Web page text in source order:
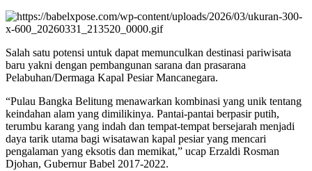
Salah satu potensi untuk dapat memunculkan destinasi pariwisata
baru yakni dengan pembangunan sarana dan prasarana
Pelabuhan/Dermaga Kapal Pesiar Mancanegara.
“Pulau Bangka Belitung menawarkan kombinasi yang unik tentang
keindahan alam yang dimilikinya. Pantai-pantai berpasir putih,
terumbu karang yang indah dan tempat-tempat bersejarah menjadi
daya tarik utama bagi wisatawan kapal pesiar yang mencari
pengalaman yang eksotis dan memikat,” ucap Erzaldi Rosman
Djohan, Gubernur Babel 2017-2022.